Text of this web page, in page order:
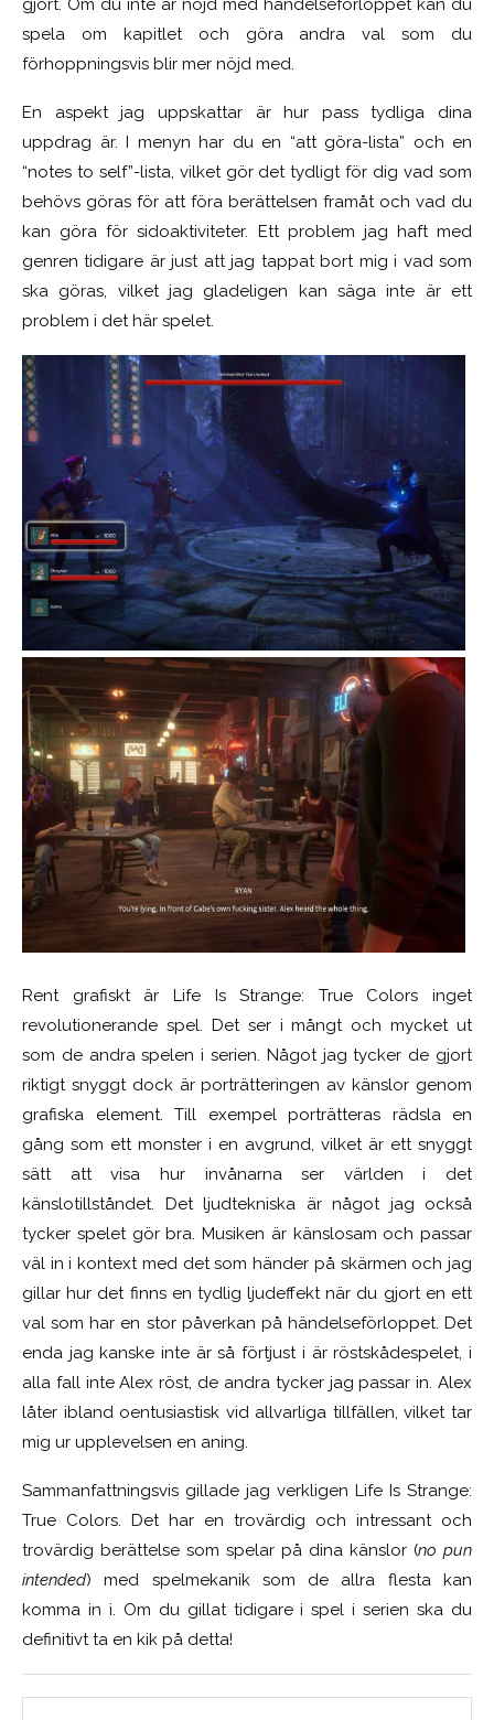
gjort. Om du inte är nöjd med händelseförloppet kan du
spela om kapitlet och göra andra val som du
förhoppningsvis blir mer nöjd med.
En aspekt jag uppskattar är hur pass tydliga dina
uppdrag är. I menyn har du en “att göra-lista” och en
“notes to self”-lista, vilket gör det tydligt för dig vad som
behövs göras för att föra berättelsen framåt och vad du
kan göra för sidoaktiviteter. Ett problem jag haft med
genren tidigare är just att jag tappat bort mig i vad som
ska göras, vilket jag gladeligen kan säga inte är ett
problem i det här spelet.
Rent grafiskt är Life Is Strange: True Colors inget
revolutionerande spel. Det ser i mångt och mycket ut
som de andra spelen i serien. Något jag tycker de gjort
riktigt snyggt dock är porträtteringen av känslor genom
grafiska element. Till exempel porträtteras rädsla en
gång som ett monster i en avgrund, vilket är ett snyggt
sätt att visa hur invånarna ser världen i det
känslotillståndet. Det ljudtekniska är något jag också
tycker spelet gör bra. Musiken är känslosam och passar
väl in i kontext med det som händer på skärmen och jag
gillar hur det finns en tydlig ljudeffekt när du gjort en ett
val som har en stor påverkan på händelseförloppet. Det
enda jag kanske inte är så förtjust i är röstskådespelet, i
alla fall inte Alex röst, de andra tycker jag passar in. Alex
låter ibland oentusiastisk vid allvarliga tillfällen, vilket tar
mig ur upplevelsen en aning.
Sammanfattningsvis gillade jag verkligen Life Is Strange:
True Colors. Det har en trovärdig och intressant och
trovärdig berättelse som spelar på dina känslor (no pun
intended) med spelmekanik som de allra flesta kan
komma in i. Om du gillat tidigare i spel i serien ska du
definitivt ta en kik på detta!